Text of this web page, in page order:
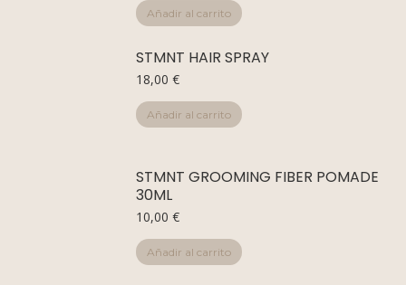
Añadir al carrito
STMNT HAIR SPRAY
18,00 €
Añadir al carrito
STMNT GROOMING FIBER POMADE
30ML
10,00 €
Añadir al carrito